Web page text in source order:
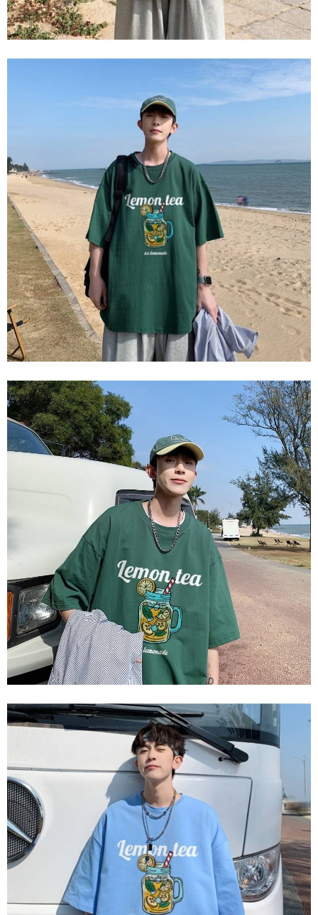
mudah alih boleh segera menggunakan tanpa perlu memohon lagi.
(Hanya untuk nombor langganan peribadi, tidak terbuka untuk syarikat
dan kad prabayar)
2. Pilihan kaedah pembayaran "Pembayaran Ansuran Gogo", selepas
ansuran yang diingini, tarikh akhir pembayaran, dan setelah
mengesahkan pembayaran, transaksi akan selesai.
3. Jumlah kelulusan sebenar, bilangan ansuran dan jumlah bayaran
adalah berdasarkan halaman pengesahan transaksi seterusnya.
4. Dalam masa 30 minit selepas pesanan ditubuhkan, jika tidak pergi
untuk mengesahkan transaksi atau jika tidak lulus semakan, pesanan
akan dibatalkan secara automatik. Jika terdapat situasi "pindah untuk
semakan khusus" yang tidak lulus, ini menunjukkan bahawa sistem
penilaian tidak mencukupi, tiada penjelasan mengenai kandungan
penilaian boleh diberikan.
【Penerangan Kaedah Pembayaran】
1. Pembayaran ansuran tidak digabungkan dalam bil telekomunikasi,
"Pembayaran Ansuran Gogo" akan menghantar SMS peringatan
pembayaran selepas tarikh penyelesaian bulanan.
2. Melalui pautan SMS untuk membuka bil, anda boleh memilih untuk
membayar melalui "Kod bar kedai serbaneka / Kedai rasmi Taiwan
Mobile / Pemindahan bank / Pembayaran J街口 / iPASS MONEY" dan
saluran lain.
【Nota Penting】
1. Perkhidmatan ini disediakan oleh "Taiwan Mobile Co., Ltd." untuk
membolehkan pengguna membeli produk atau perkhidmatan melalui
tuntutan harga jual/beli ansuran kepada syarikat ini untuk membayar bil
menggunakan bil syarikat ini.
2. Berdasarkan tujuan kontrak persetujuan pembayaran menggunakan
"Pembayaran Ansuran Gogo", kedai akan memberikan maklumat peribadi
anda (termasuk nama, telefon atau alamat) kepada Taiwan Mobile untuk
pengumpulan, pemprosesan dan penggunaan, untuk pengesahan,
semakan dan pembetulan data yang diperlukan untuk bil ansuran oleh
3. Sila baca syarat perkhidmatan pengguna secara lengkap melalui
pautan berikut: https://oppay.tw/userRule
mempunyai sebarang kebimbangan mengenai pemprosesan dan
penggunaan pada data peribadi. Jika anda tidak bersetuju dengan data
peribadi yang disenaraikan seperti di atas akan dikumpul dan digunakan